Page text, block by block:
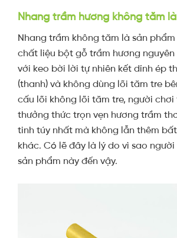
Nhang trầm hương không tăm
Nhang trầm không tăm là sản
chất liệu bột gỗ trầm hương
với keo bời lời tự nhiên kết dính ép
(thanh) và không dùng lõi tăm tre
cấu lõi không lõi tăm tre, người
thưởng thức trọn vẹn hương trầm
tinh túy nhất mà không lẫn thêm
khác. Có lẽ đây là lý do vì sao
sản phẩm này đến vậy.